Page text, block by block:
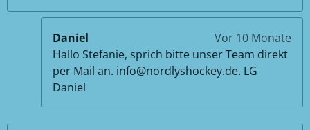
Daniel
Vor 10 Monate
Hallo Stefanie, sprich bitte unser Team direkt
per Mail an. info@nordlyshockey.de. LG
Daniel